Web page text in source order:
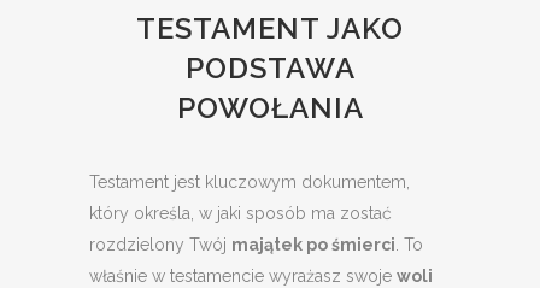
TESTAMENT JAKO
PODSTAWA
POWOŁANIA
Testament jest kluczowym dokumentem,
który określa, w jaki sposób ma zostać
rozdzielony Twój majątek po śmierci. To
właśnie w testamencie wyrażasz swoje woli